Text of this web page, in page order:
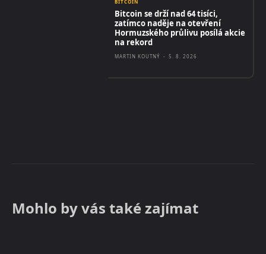
BITCOIN
Bitcoin se drží nad 64 tisíci,
zatímco naděje na otevření
Hormuzského průlivu posílá akcie
na rekord
MARTIN KOUTNÝ - 5. 8. 2026
Mohlo by vás také zajímat